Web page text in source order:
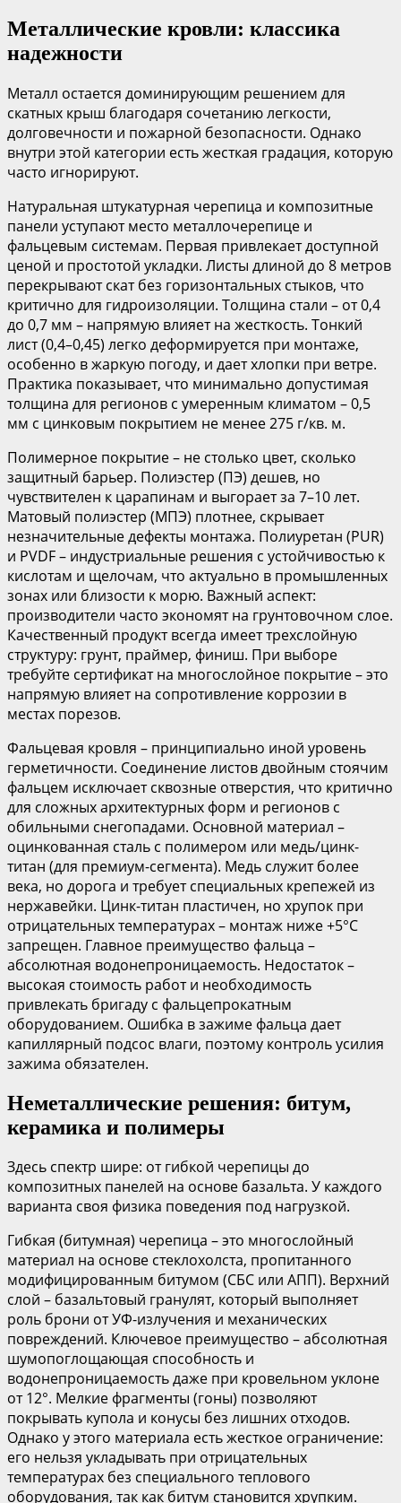
Металлические кровли: классика
надежности
Металл остается доминирующим решением для
скатных крыш благодаря сочетанию легкости,
долговечности и пожарной безопасности. Однако
внутри этой категории есть жесткая градация, которую
часто игнорируют.
Натуральная штукатурная черепица и композитные
панели уступают место металлочерепице и
фальцевым системам. Первая привлекает доступной
ценой и простотой укладки. Листы длиной до 8 метров
перекрывают скат без горизонтальных стыков, что
критично для гидроизоляции. Толщина стали – от 0,4
до 0,7 мм – напрямую влияет на жесткость. Тонкий
лист (0,4–0,45) легко деформируется при монтаже,
особенно в жаркую погоду, и дает хлопки при ветре.
Практика показывает, что минимально допустимая
толщина для регионов с умеренным климатом – 0,5
мм с цинковым покрытием не менее 275 г/кв. м.
Полимерное покрытие – не столько цвет, сколько
защитный барьер. Полиэстер (ПЭ) дешев, но
чувствителен к царапинам и выгорает за 7–10 лет.
Матовый полиэстер (МПЭ) плотнее, скрывает
незначительные дефекты монтажа. Полиуретан (PUR)
и PVDF – индустриальные решения с устойчивостью к
кислотам и щелочам, что актуально в промышленных
зонах или близости к морю. Важный аспект:
производители часто экономят на грунтовочном слое.
Качественный продукт всегда имеет трехслойную
структуру: грунт, праймер, финиш. При выборе
требуйте сертификат на многослойное покрытие – это
напрямую влияет на сопротивление коррозии в
местах порезов.
Фальцевая кровля – принципиально иной уровень
герметичности. Соединение листов двойным стоячим
фальцем исключает сквозные отверстия, что критично
для сложных архитектурных форм и регионов с
обильными снегопадами. Основной материал –
оцинкованная сталь с полимером или медь/цинк-
титан (для премиум-сегмента). Медь служит более
века, но дорога и требует специальных крепежей из
нержавейки. Цинк-титан пластичен, но хрупок при
отрицательных температурах – монтаж ниже +5°C
запрещен. Главное преимущество фальца –
абсолютная водонепроницаемость. Недостаток –
высокая стоимость работ и необходимость
привлекать бригаду с фальцепрокатным
оборудованием. Ошибка в зажиме фальца дает
капиллярный подсос влаги, поэтому контроль усилия
зажима обязателен.
Неметаллические решения: битум,
керамика и полимеры
Здесь спектр шире: от гибкой черепицы до
композитных панелей на основе базальта. У каждого
варианта своя физика поведения под нагрузкой.
Гибкая (битумная) черепица – это многослойный
материал на основе стеклохолста, пропитанного
модифицированным битумом (СБС или АПП). Верхний
слой – базальтовый гранулят, который выполняет
роль брони от УФ-излучения и механических
повреждений. Ключевое преимущество – абсолютная
шумопоглощающая способность и
водонепроницаемость даже при кровельном уклоне
от 12°. Мелкие фрагменты (гоны) позволяют
покрывать купола и конусы без лишних отходов.
Однако у этого материала есть жесткое ограничение:
его нельзя укладывать при отрицательных
температурах без специального теплового
оборудования, так как битум становится хрупким.